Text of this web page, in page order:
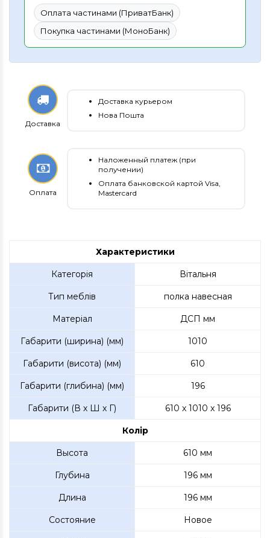
Оплата частинами (ПриватБанк)
Покупка частинами (МоноБанк)
Доставка
Доставка курьером
Нова Пошта
Оплата
Наложенный платеж (при
получении)
Оплата банковской картой Visa,
Mastercard
Характеристики
Категорія Вітальня
Тип меблів полка навесная
Матеріал ДСП мм
Габарити (ширина) (мм) 1010
Габарити (висота) (мм) 610
Габарити (глибина) (мм) 196
Габарити (В х Ш х Г) 610 x 1010 x 196
Колір
Высота 610 мм
Глубина 196 мм
Длина 196 мм
Состояние Новое